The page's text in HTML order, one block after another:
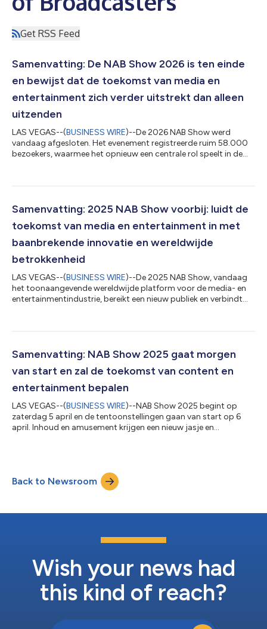
Get RSS Feed
Samenvatting: De NAB Show 2026 is ten einde
en bewijst dat de toekomst van media en
entertainment zich verder uitstrekt dan alleen
uitzenden
LAS VEGAS--(BUSINESS WIRE)--De 2026 NAB Show werd
vandaag afgesloten. Het evenement registreerde ruim 58.000
bezoekers, waarmee het opnieuw een centrale rol speelt in de
gemeenschap van makers, mediateams van grote bedrijven en
doelgroepen aangetrokken en nieuwe samenwerkingen op gang
gebracht. De NAB Show 2026 gaf niet alleen een update van de
sector...
Samenvatting: 2025 NAB Show voorbij: luidt de
toekomst van media en entertainment in met
baanbrekende innovatie en wereldwijde
betrokkenheid
LAS VEGAS--(BUSINESS WIRE)--De 2025 NAB Show, vandaag
het toonaangevende wereldwijde platform voor de media- en
entertainmentindustrie, bereikt een nieuw publiek en verbindt
aangeboden aan de meest diverse professionals van over de
evenement in het zich ontwikkelende landschap van
contentcreatie, broadcasting en technologie nog verd...
Samenvatting: NAB Show 2025 gaat morgen
van start en zal de toekomst van content en
entertainment bepalen
LAS VEGAS--(BUSINESS WIRE)--NAB Show 2025 begint op
zaterdag 5 april en de tentoonstellingen gaan van start op 6
april. Inhoud en amusement krijgen een nieuw jasje en
Het conferentieprogramma legt de nadruk op technologieën
die innovatie in verschillende sectoren stimuleren. De NAB Show
2025, 's werelds grootste...
Back to Newsroom
Wish your news had
this kind of reach?